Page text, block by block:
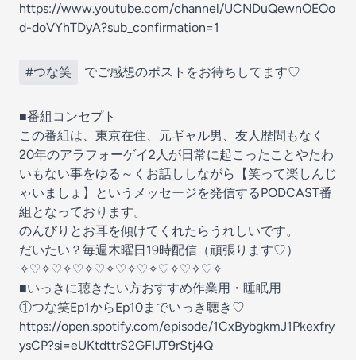
⁠⁠⁠⁠⁠⁠⁠https://www.youtube.com/channel/UCNDuQewnOEOo
d-doVYhTDyA?sub_confirmation=1⁠⁠⁠⁠⁠⁠⁠
#つな笑 でご感想のポストをお待ちしてます♡
■番組コンセプト
この番組は、東京在住、元ギャル男、友人歴間もなく
20年のアラフォーゲイ2人が日常に起こったことやたわ
いもない事をゆる～くお話ししながら【笑って楽しんじ
ゃいましょ】というメッセージを発信するPODCAST番
組となっております。
のんびりとお耳を傾けてくれたらうれしいです。
だいたい？毎週木曜日19時配信（頑張ります♡）
✧♡✧♡✧♡✧♡✧♡✧♡✧♡✧♡✧♡✧
■いっきに聴きたい方おすすめ作業用・睡眠用
①つな笑Ep1からEp10までいっき聴き♡
⁠⁠⁠⁠⁠⁠⁠⁠https://open.spotify.com/episode/1CxBybgkmJ1Pkexfry
ysCP?si=eUKtdttrS2GFIJT9rStj4Q⁠⁠⁠⁠⁠⁠⁠⁠